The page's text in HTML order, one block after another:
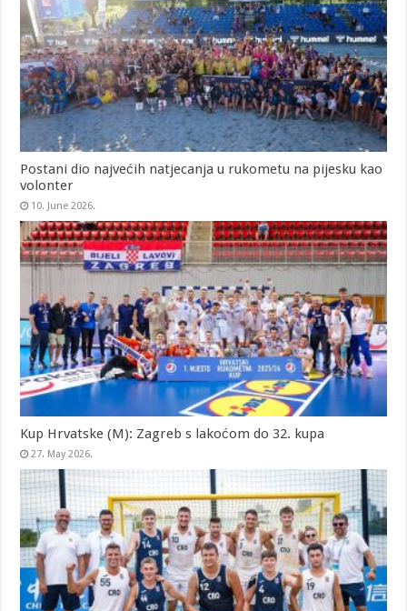
Postani dio najvećih natjecanja u rukometu na pijesku kao
volonter
10. June 2026.
Kup Hrvatske (M): Zagreb s lakoćom do 32. kupa
27. May 2026.